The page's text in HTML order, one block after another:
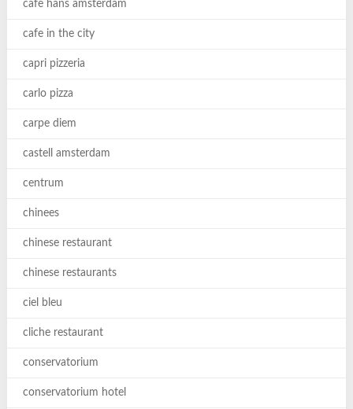
cafe hans amsterdam
cafe in the city
capri pizzeria
carlo pizza
carpe diem
castell amsterdam
centrum
chinees
chinese restaurant
chinese restaurants
ciel bleu
cliche restaurant
conservatorium
conservatorium hotel